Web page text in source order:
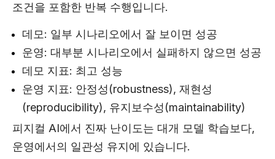
조건을 포함한 반복 수행입니다.
데모: 일부 시나리오에서 잘 보이면 성공
운영: 대부분 시나리오에서 실패하지 않으면 성공
데모 지표: 최고 성능
운영 지표: 안정성(robustness), 재현성
(reproducibility), 유지보수성(maintainability)
피지컬 AI에서 진짜 난이도는 대개 모델 학습보다,
운영에서의 일관성 유지에 있습니다.